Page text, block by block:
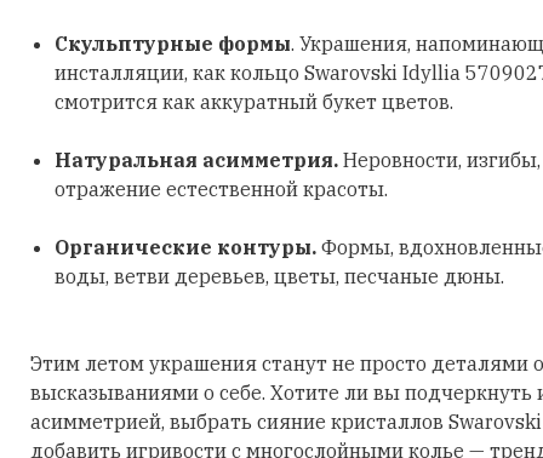
Скульптурные формы. Украшения,
инсталляции, как кольцо Swarovski Idyllia
смотрится как аккуратный букет цветов.
Натуральная асимметрия. Неровности,
отражение естественной красоты.
Органические контуры. Формы,
воды, ветви деревьев, цветы, песчаные дюны.
Этим летом украшения станут не просто деталями
высказываниями о себе. Хотите ли вы подчеркнуть
асимметрией, выбрать сияние кристаллов
добавить игривости с многослойными колье —